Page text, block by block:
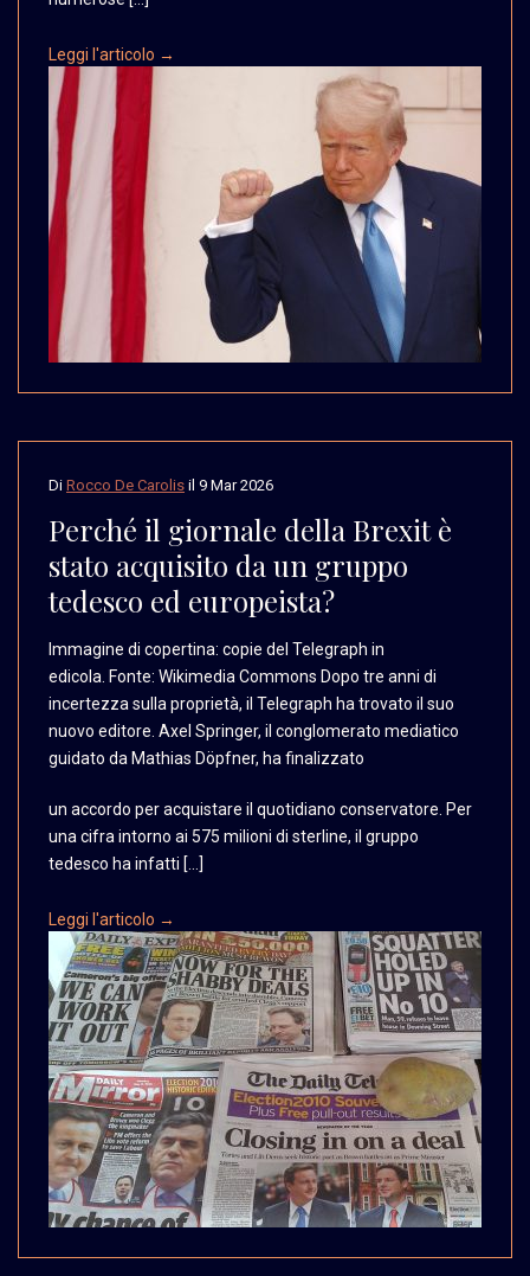
Leggi l'articolo →
Di Rocco De Carolis il 9 Mar 2026
Perché il giornale della Brexit è
stato acquisito da un gruppo
tedesco ed europeista?
Immagine di copertina: copie del Telegraph in
edicola. Fonte: Wikimedia Commons Dopo tre anni di
incertezza sulla proprietà, il Telegraph ha trovato il suo
nuovo editore. Axel Springer, il conglomerato mediatico
guidato da Mathias Döpfner, ha finalizzato
un accordo per acquistare il quotidiano conservatore. Per
una cifra intorno ai 575 milioni di sterline, il gruppo
tedesco ha infatti […]
Leggi l'articolo →